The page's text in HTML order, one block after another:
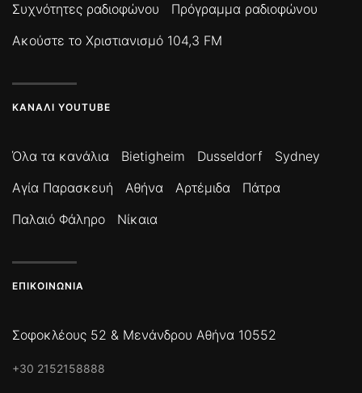
Συχνότητες ραδιοφώνου
Πρόγραμμα ραδιοφώνου
Ακούστε το Χριστιανισμό 104,3 FM
ΚΑΝΆΛΙ YOUTUBE
Όλα τα κανάλια Bietigheim Dusseldorf
Sydney
Αγία Παρασκευή
Αθήνα Αρτέμιδα
Πάτρα
Παλαιό Φάληρο
Νίκαια
ΕΠΙΚΟΙΝΩΝΊΑ
Σοφοκλέους 52 & Μενάνδρου Αθήνα 10552
+30 2152158888